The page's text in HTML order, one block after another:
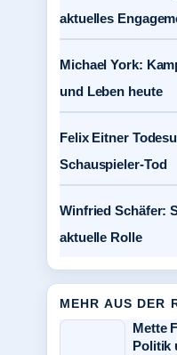
aktuelles
Michael York:
und Leben heute
Felix Eitner
Schauspieler-Tod
Winfried Schäfer:
aktuelle Rolle
MEHR AUS DER
Mette
Politik